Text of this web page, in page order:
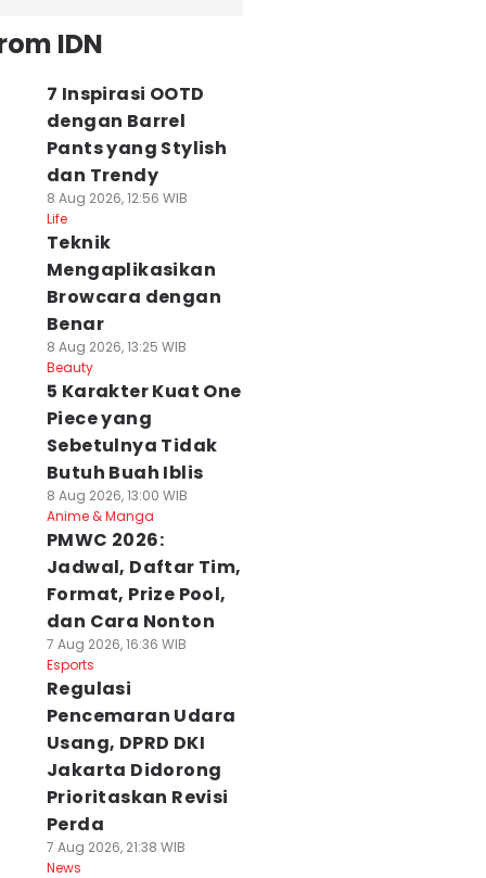
IDN
7 Inspirasi OOTD
dengan Barrel
Pants yang Stylish
dan Trendy
8 Aug 2026, 12:56 WIB
Life
Teknik
Mengaplikasikan
Browcara dengan
Benar
8 Aug 2026, 13:25 WIB
Beauty
5 Karakter Kuat One
Piece yang
Sebetulnya Tidak
Butuh Buah Iblis
8 Aug 2026, 13:00 WIB
Anime & Manga
PMWC 2026:
Jadwal, Daftar Tim,
Format, Prize Pool,
dan Cara Nonton
7 Aug 2026, 16:36 WIB
Esports
Regulasi
Pencemaran Udara
Usang, DPRD DKI
Jakarta Didorong
Prioritaskan Revisi
Perda
7 Aug 2026, 21:38 WIB
News